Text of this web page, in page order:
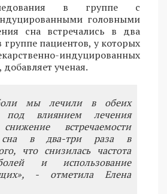
в группе с
головными
сна встречались в два
группе пациентов, у которых
индуцированных
ученая.
мы лечили в обеих
влиянием лечения
встречаемости
сна в два-три раза в
что снизилась частота
и использование
- отметила Елена